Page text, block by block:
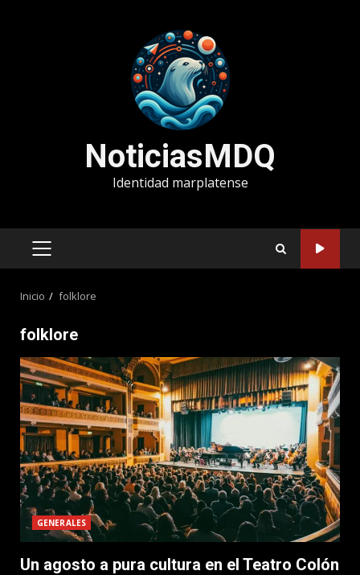
NoticiasMDQ
Identidad marplatense
MENÚ
Inicio folklore
folklore
GENERALES
Un agosto a pura cultura en el Teatro Colón